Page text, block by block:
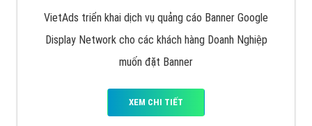
VietAds triển khai dịch vụ quảng cáo Banner Google
Display Network cho các khách hàng Doanh Nghiệp
muốn đặt Banner
XEM CHI TIẾT